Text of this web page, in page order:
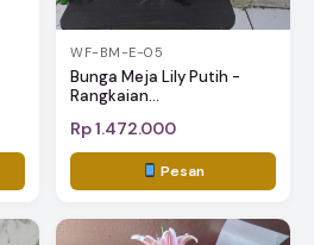
WF-BM-E-05
Bunga Meja Lily Putih -
Rangkaian...
Rp 1.472.000
Pesan